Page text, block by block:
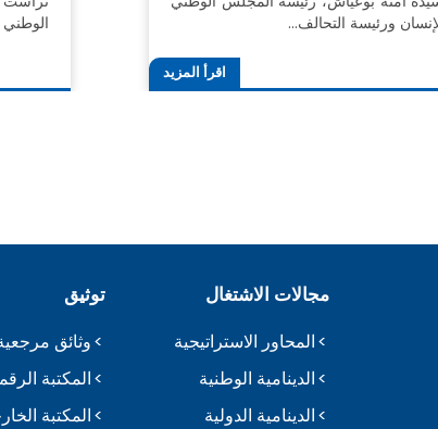
ورئيسة التحالف…
اقرأ المزيد
الوطني
مجالات الاشتغال
المحاور الاستراتيجية
الدينامية الوطنية
الدينامية الدولية
توثيق
وثائق
المكتبة
المكتبة